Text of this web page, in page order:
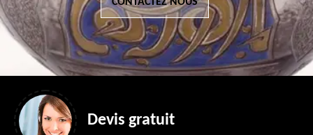
Devis gratuit